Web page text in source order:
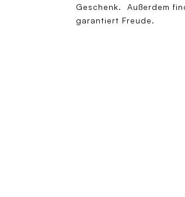
Geschenk. Außerdem
garantiert Freude.